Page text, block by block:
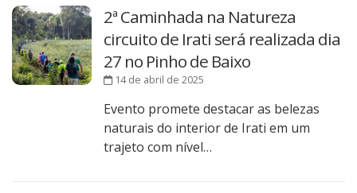
2ª Caminhada na Natureza
circuito de Irati será realizada dia
27 no Pinho de Baixo
14 de abril de 2025
Evento promete destacar as belezas
naturais do interior de Irati em um
trajeto com nível…